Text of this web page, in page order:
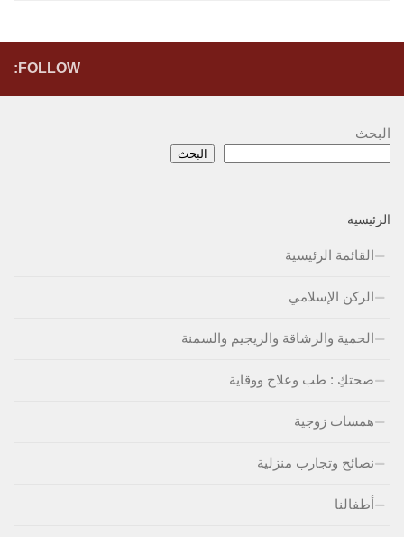
FOLLOW:
البحث
البحث
الرئيسية
القائمة الرئيسية
الركن الإسلامي
الحمية والرشاقة والريجيم والسمنة
صحتكِ : طب وعلاج ووقاية
همسات زوجية
نصائح وتجارب منزلية
أطفالنا